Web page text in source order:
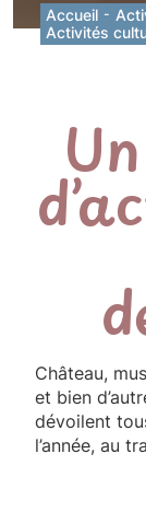
Accueil -
Activités
Château,
et bien
dévoilent
l’année, au